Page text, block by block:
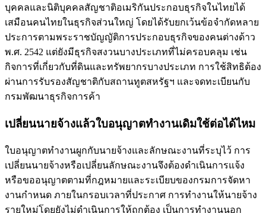
บุคคลและนิติบุคคลสัญชาติอเมริกันประกอบธุรกิจในไทยได้
เสมือนคนไทยในธุรกิจส่วนใหญ่ โดยได้รับยกเว้นข้อจำกัดหลาย
ประการตามพระราชบัญญัติการประกอบธุรกิจของคนต่างด้าว
พ.ศ. 2542 แต่ยังมีธุรกิจสงวนบางประเภทที่ไม่ครอบคลุม เช่น
กิจการที่เกี่ยวกับที่ดินและทรัพยากรบางประเภท การใช้สิทธิต้อง
ผ่านการรับรองสัญชาติกับสถานทูตสหรัฐฯ และจดทะเบียนกับ
กรมพัฒนาธุรกิจการค้า
เปลี่ยนนายจ้างแล้วใบอนุญาตทำงานเดิมใช้ต่อได้ไหม
ใบอนุญาตทำงานผูกกับนายจ้างและลักษณะงานที่ระบุไว้ การ
เปลี่ยนนายจ้างหรือเปลี่ยนลักษณะงานจึงต้องดำเนินการแจ้ง
หรือขออนุญาตตามที่กฎหมายและระเบียบของกรมการจัดหา
งานกำหนด ภายในกรอบเวลาที่ประกาศ การทำงานให้นายจ้าง
รายใหม่โดยยังไม่ดำเนินการให้ถูกต้อง เป็นการทำงานนอก